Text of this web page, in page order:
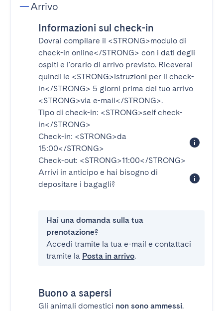
Arrivo
Informazioni sul check-in
Dovrai compilare il <STRONG>modulo di
check-in online</STRONG> con i dati degli
ospiti e l'orario di arrivo previsto. Riceverai
quindi le <STRONG>istruzioni per il check-
in</STRONG> 5 giorni prima del tuo arrivo
<STRONG>via e-mail</STRONG>.
Tipo di check-in: <STRONG>self check-
in</STRONG>
Check-in: <STRONG>da
15:00</STRONG>
Check-out: <STRONG>11:00</STRONG>
Arrivi in anticipo e hai bisogno di
depositare i bagagli?
Hai una domanda sulla tua
prenotazione?
Accedi tramite la tua e-mail e contattaci
tramite la Posta in arrivo.
Buono a sapersi
Gli animali domestici non sono ammessi.